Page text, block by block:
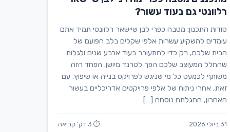
רלוונטי גם בעוד עשור?
סודות התכנון: מטבח כפרי לבן שיישאר רלוונטי תמיד אתם
עומדים להשקיע עשרות אלפי שקלים בלב הפועם של
הבית שלכם, רק כדי להתעורר בעוד ארבע שנים ולגלות
שהחלל המעוצב שלכם הפך לטרנד מיושן. הפחד הזה
משותף לכמעט כל מי שניגש לפרויקט בנייה או שיפוץ. עם
זאת, אחרי ניתוח של אלפי פרויקטים אדריכליים בעשור
האחרון, התגלתה נוסחה […]
31 ביולי 2026 ⏱ 3 דק' קריאה